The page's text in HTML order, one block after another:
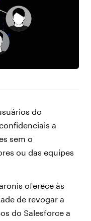
do
a
sem o
ou das equipes
oferece às
de revogar a
do Salesforce a